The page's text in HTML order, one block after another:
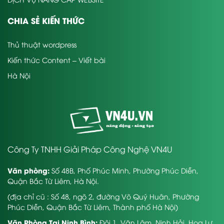
CHIA SẺ KIẾN THỨC
Thủ thuật wordpress
Kiến thức Content – Viết bài
Hà Nội
Công Ty TNHH Giải Pháp Công Nghệ VN4U
Văn phòng: Số 48B, Phố Phúc Minh, Phường Phúc Diễn,
Quận Bắc Từ Liêm, Hà Nội.
(địa chỉ cũ : Số 48, ngõ 2, đường Võ Quý Huân, Phường
Phúc Diễn, Quận Bắc Từ Liêm, Thành phố Hà Nội)